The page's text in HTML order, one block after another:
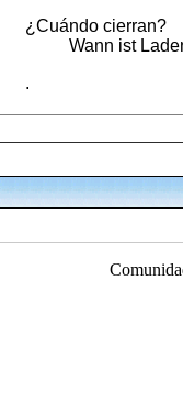
¿Cuándo cierran?
Wann ist
.